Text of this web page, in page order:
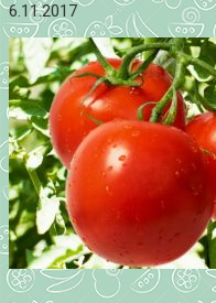
6.11.2017